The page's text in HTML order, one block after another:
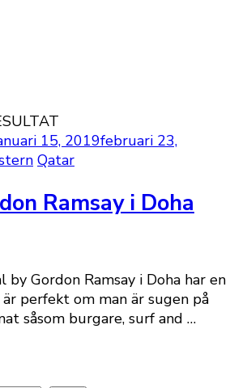
15, 2019februari 23,
Qatar
Ramsay i Doha
by Gordon Ramsay i Doha har en
perfekt om man är sugen på
såsom burgare, surf and …